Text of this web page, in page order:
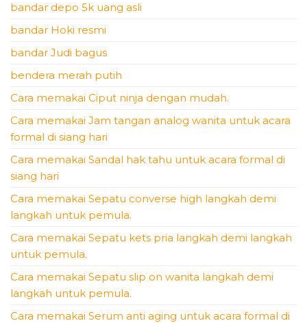
bandar depo 5k uang asli
bandar Hoki resmi
bandar Judi bagus
bendera merah putih
Cara memakai Ciput ninja dengan mudah.
Cara memakai Jam tangan analog wanita untuk acara
formal di siang hari
Cara memakai Sandal hak tahu untuk acara formal di
siang hari
Cara memakai Sepatu converse high langkah demi
langkah untuk pemula.
Cara memakai Sepatu kets pria langkah demi langkah
untuk pemula.
Cara memakai Sepatu slip on wanita langkah demi
langkah untuk pemula.
Cara memakai Serum anti aging untuk acara formal di